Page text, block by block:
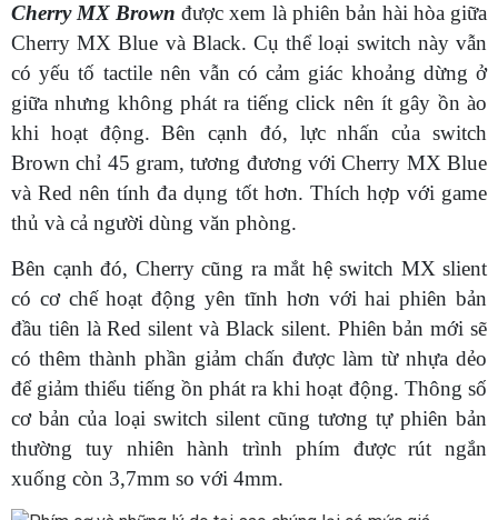
Cherry MX Brown được xem là phiên bản hài hòa giữa
Cherry MX Blue và Black. Cụ thể loại switch này vẫn
có yếu tố tactile nên vẫn có cảm giác khoảng dừng ở
giữa nhưng không phát ra tiếng click nên ít gây ồn ào
khi hoạt động. Bên cạnh đó, lực nhấn của switch
Brown chỉ 45 gram, tương đương với Cherry MX Blue
và Red nên tính đa dụng tốt hơn. Thích hợp với game
thủ và cả người dùng văn phòng.
Bên cạnh đó, Cherry cũng ra mắt hệ switch MX slient
có cơ chế hoạt động yên tĩnh hơn với hai phiên bản
đầu tiên là Red silent và Black silent. Phiên bản mới sẽ
có thêm thành phần giảm chấn được làm từ nhựa dẻo
để giảm thiểu tiếng ồn phát ra khi hoạt động. Thông số
cơ bản của loại switch silent cũng tương tự phiên bản
thường tuy nhiên hành trình phím được rút ngắn
xuống còn 3,7mm so với 4mm.